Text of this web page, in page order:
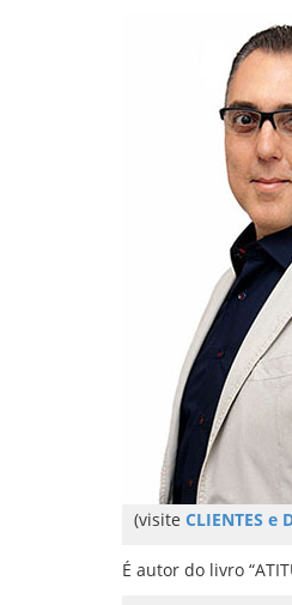
(visite CLIENTES e
É autor do livro